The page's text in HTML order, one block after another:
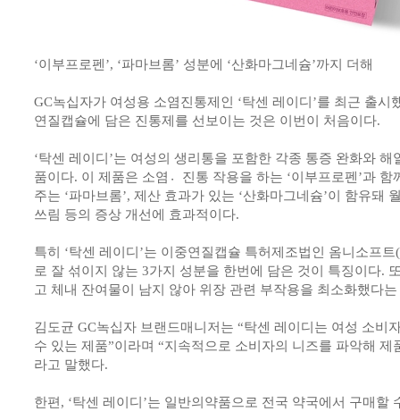
‘이부프로펜’, ‘파마브롬’ 성분에 ‘산화마그네슘’까지 더해
GC녹십자가 여성용 소염진통제인 ‘탁센 레이디’를 최근 출시
연질캡슐에 담은 진통제를 선보이는 것은 이번이 처음이다.
‘탁센 레이디’는 여성의 생리통을 포함한 각종 통증 완화와
품이다. 이 제품은 소염진〮통 작용을 하는 ‘이부프로펜’과 함
주는 ‘파마브롬’, 제산 효과가 있는 ‘산화마그네슘’이 함유돼
쓰림 등의 증상 개선에 효과적이다.
특히 ‘탁센 레이디’는 이중연질캡슐 특허제조법인 옴니소프
로 잘 섞이지 않는 3가지 성분을 한번에 담은 것이 특징이다.
고 체내 잔여물이 남지 않아 위장 관련 부작용을 최소화했다
김도균 GC녹십자 브랜드매니저는 “탁센 레이디는 여성 소비
수 있는 제품”이라며 “지속적으로 소비자의 니즈를 파악해 제
라고 말했다.
한편, ‘탁센 레이디’는 일반의약품으로 전국 약국에서 구매할